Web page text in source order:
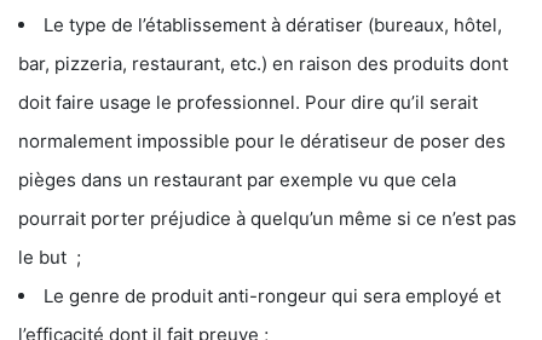
Le type de l’établissement à dératiser (bureaux, hôtel,
bar, pizzeria, restaurant, etc.) en raison des produits dont
doit faire usage le professionnel. Pour dire qu’il serait
normalement impossible pour le dératiseur de poser des
pièges dans un restaurant par exemple vu que cela
pourrait porter préjudice à quelqu’un même si ce n’est pas
le but ;
Le genre de produit anti-rongeur qui sera employé et
l’efficacité dont il fait preuve ;